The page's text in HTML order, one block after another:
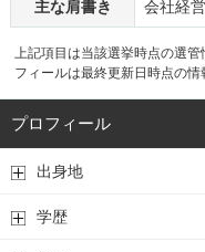
主な肩書き 会社経
上記項目は当該選挙時点の選
フィールは最終更新日時点の
プロフィール
出身地
学歴